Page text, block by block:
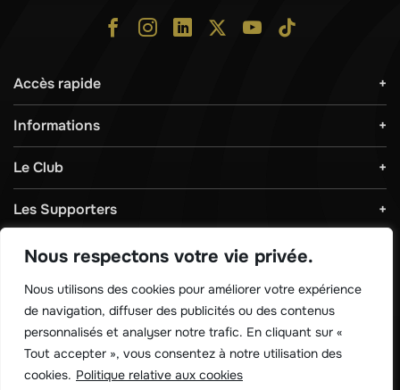
Nous respectons votre vie privée.
Nous utilisons des cookies pour améliorer votre expérience
de navigation, diffuser des publicités ou des contenus
personnalisés et analyser notre trafic. En cliquant sur «
Tout accepter », vous consentez à notre utilisation des
cookies. Politique relative aux cookies
Accès rapide
Informations
Le Club
Les Supporters
Télécharger notre application !
Règlements & Sécurité